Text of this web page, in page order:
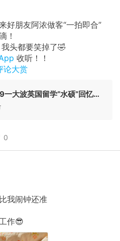
好朋友阿浓做客“一拍即合”
！
头都要笑掉了🤣
收听！！
论大赏
VOL.39一大波英国留学“水硕”回忆正在涌来！
0
我闹钟还准
作😎